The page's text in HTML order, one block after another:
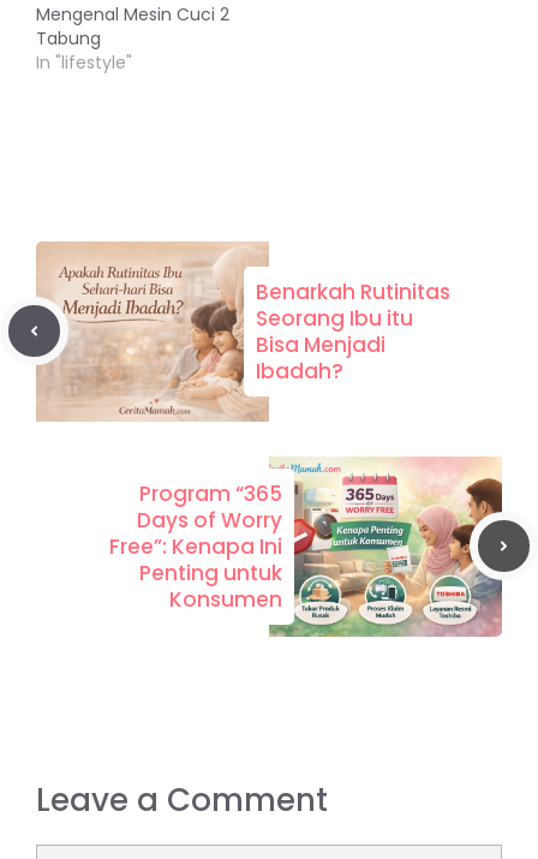
Mengenal Mesin Cuci 2
Tabung
In "lifestyle"
Benarkah Rutinitas
Seorang Ibu itu
Bisa Menjadi
Ibadah?
Program “365
Days of Worry
Free”: Kenapa Ini
Penting untuk
Konsumen
Leave a Comment